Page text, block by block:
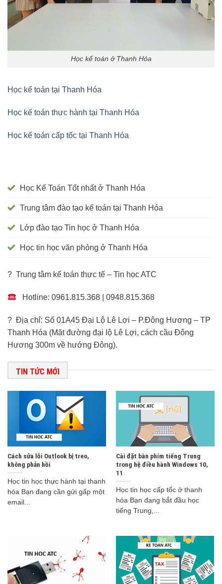
Học kế toán ở Thanh Hóa
Học kế toán tại Thanh Hóa
Học kế toán thực hành tại Thanh Hóa
Học kế toán cấp tốc tại Thanh Hóa
Học Kế Toán Tốt nhất ở Thanh Hóa
Trung tâm đào tạo kế toán tại Thanh Hóa
Lớp đào tạo Tin học ở Thanh Hóa
Học tin học văn phòng ở Thanh Hóa
? Trung tâm kế toán thực tế – Tin học ATC
Hotline: 0961.815.368 | 0948.815.368
? Địa chỉ: Số 01A45 Đại Lộ Lê Lợi – P.Đông Hương – TP
Thanh Hóa (Mặt đường đại lộ Lê Lợi, cách cầu Đông
Hương 300m về hướng Đông).
TIN TỨC MỚI
Cách sửa lỗi Outlook bị treo,
không phản hồi
Học tin học thực hành tại thanh
hóa Bạn đang cần gửi gấp một
email...
Cài đặt bàn phím tiếng Trung
trong hệ điều hành Windows 10,
11
Học tin học cấp tốc ở thanh
hóa Bạn đang bắt đầu học
tiếng Trung,...